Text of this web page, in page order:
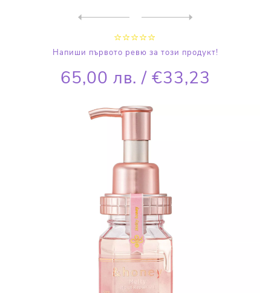
Напиши първото ревю за този продукт!
65,00 лв. / €33,23